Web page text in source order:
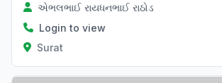
એભલભાઈ રાયધનભાઈ રાઠોડ
Login to view
Surat